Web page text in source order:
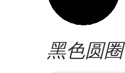
黑色圆圈